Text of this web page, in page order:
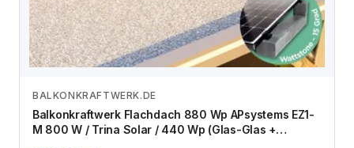
Zum Angebot
BALKONKRAFTWERK.DE
Balkonkraftwerk Flachdach 880 Wp APsystems EZ1-
M 800 W / Trina Solar / 440 Wp (Glas-Glas +